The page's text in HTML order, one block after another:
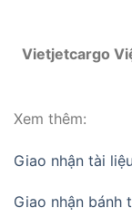
Vietjetcargo
Xem thêm:
Giao nhận tài
Giao nhận bánh